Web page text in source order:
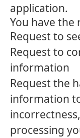
application.
You have the
Request to
Request to
information
Request the
information
processing